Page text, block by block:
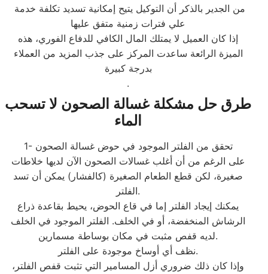
من الجدير بالذكر أن التوكيل يتيح إمكانية تسديد تكلفة خدمة
علي فترات زمنية متفق عليها
إذا كان العميل لا يمتلك المال الكافي للدفاع الفوري، هذه
الميزة الرائعة ساعدت المركز على جذب المزيد من العملاء
بدرجة كبيرة
.
طرق حل مشكلة غسالة الصحون لا تسحب
الماء
1- تحقق من الفلتر الموجود في حوض غسالة الصحون
على الرغم من أن أغلب غسالات الصحون الآن لديها خلاطات
صغيرة، لكن قطع الطعام الصغيرة (كالفشار) يمكن أن تسد
الفلتر.
يمكنك إيجاد الفلتر إما في قاع الحوض، يحيط بقاعدة ذراع
الرشاش المنخفضة، أو في الخلف. الفلتر الموجود في الخلف
لديه قفص مثبت في مكان بوساطة مسمارين.
نظف أي أوساخ موجودة على الفلتر.
وإذا كان ذلك ضروري أزل المسامير التي تثبت قفص الفلتر،